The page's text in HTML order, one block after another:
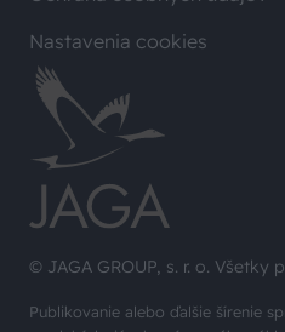
© JAGA GROUP, s. r. o. Všetky
Publikovanie alebo ďalšie šírenie
Nastavenia cookies